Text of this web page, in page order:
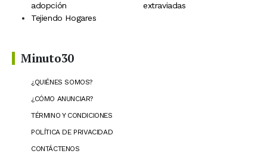
adopción
extraviadas
Tejiendo Hogares
Minuto30
¿QUIÉNES SOMOS?
¿CÓMO ANUNCIAR?
TÉRMINO Y CONDICIONES
POLÍTICA DE PRIVACIDAD
CONTÁCTENOS